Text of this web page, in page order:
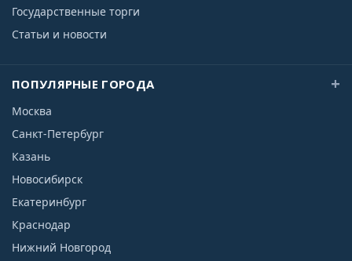
Государственные торги
Статьи и новости
ПОПУЛЯРНЫЕ ГОРОДА
Москва
Санкт-Петербург
Казань
Новосибирск
Екатеринбург
Краснодар
Нижний Новгород